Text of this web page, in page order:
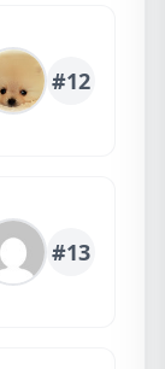
#12
#13